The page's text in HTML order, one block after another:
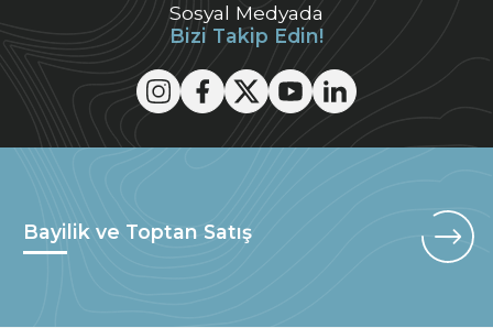
Sosyal Medyada
Bizi Takip Edin!
Bayilik ve Toptan Satış